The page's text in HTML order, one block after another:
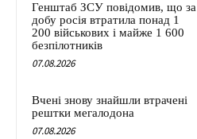
Генштаб ЗСУ повідомив, що за
добу росія втратила понад 1
200 військових і майже 1 600
безпілотників
07.08.2026
Вчені знову знайшли втрачені
рештки мегалодона
07.08.2026